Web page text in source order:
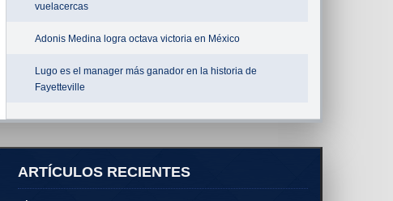
vuelacercas
Adonis Medina logra octava victoria en México
Lugo es el manager más ganador en la historia de
Fayetteville
ARTÍCULOS RECIENTES